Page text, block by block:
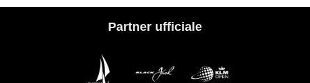
Partner ufficiale